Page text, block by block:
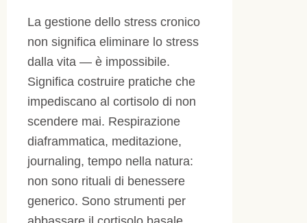
La gestione dello stress cronico
non significa eliminare lo stress
dalla vita — è impossibile.
Significa costruire pratiche che
impediscano al cortisolo di non
scendere mai. Respirazione
diaframmatica, meditazione,
journaling, tempo nella natura:
non sono rituali di benessere
generico. Sono strumenti per